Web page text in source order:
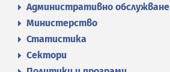
Административно обслужване
Министерство
Статистика
Сектори